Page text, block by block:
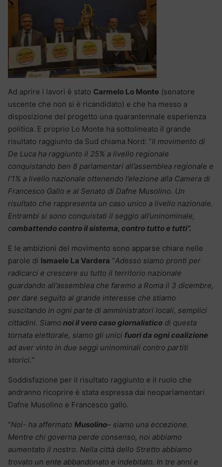
Ad aprire i lavori è stato Carmelo Lo Monte (senatore
uscente che non si è ricandidato) e che ha messo a
disposizione del progetto una quarantennale esperienza
politica. E proprio Lo Monte ha sottolineato il grande
risultato raggiunto da Sud chiama Nord: “Il movimento di
De Luca ha raggiunto il 25% a livello regionale
conquistando ben 8 parlamentari all’assemblea regionale e
l’1% a livello nazionale ottenendo l’elezione alla Camera di
Francesco Gallo e al Senato di Dafne Musolino. Un
risultato che rappresenta un caso unico a livello nazionale.
Entrambi si sono conquistati il seggio all’uninominale,
combattendo contro il sistema, contro tutto e tutti”.
E le ambizioni del movimento sono apparse chiare nelle
parole di Ismaele La Vardera “Adesso siamo pronti per
radicarci e crescere su tutto il territorio nazionale
guardando all’assemblea che faremo a Roma il 3 dicembre,
per dare seguito al grande interesse che stiamo
suscitando in ogni parte di amministratori locali, semplici
cittadini. Siamo noi il vero caso giornalistico di questa
tornata elettorale, siamo gli unici fuori da ogni coalizione
ad aver vinto in due seggi uninominali contro partiti
storici.”
Soddisfazione per il risultato raggiunto e il ruolo che
andranno ricoprire è stata espressa dai neoparlamentari
Dafne Musolino e Francesco gallo.
“Noi- ha affermato Musolino– siamo una eccezione.
Mentre chi governa perde consenso, noi abbiamo
aumentato il nostro. Nella città dello Stretto abbiamo
trovato un ente abbandonato e indebitato. In tre anni e